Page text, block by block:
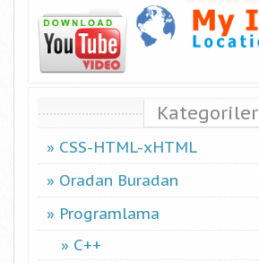
Kategoriler
CSS-HTML-xHTML
Oradan Buradan
Programlama
C++